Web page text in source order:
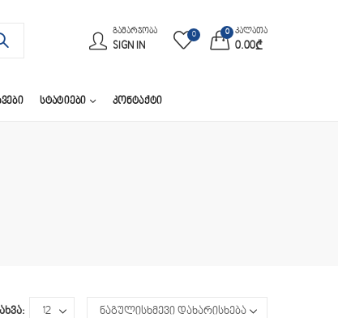
ᲒᲐᲛᲐᲠᲯᲝᲑᲐ
SIGN IN
0 0 კალათა
0.00₾
ᲡᲢᲐᲢᲘᲔᲑᲘ ᲙᲝᲜᲢᲐᲥᲢᲘ